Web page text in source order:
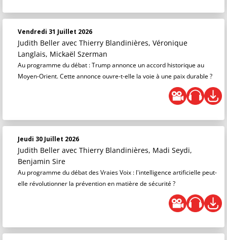
Vendredi 31 Juillet 2026
Judith Beller avec Thierry Blandinières, Véronique
Langlais, Mickaël Szerman
Au programme du débat : Trump annonce un accord historique au
Moyen-Orient. Cette annonce ouvre-t-elle la voie à une paix durable ?
Jeudi 30 Juillet 2026
Judith Beller avec Thierry Blandinières, Madi Seydi,
Benjamin Sire
Au programme du débat des Vraies Voix : l'intelligence artificielle peut-
elle révolutionner la prévention en matière de sécurité ?